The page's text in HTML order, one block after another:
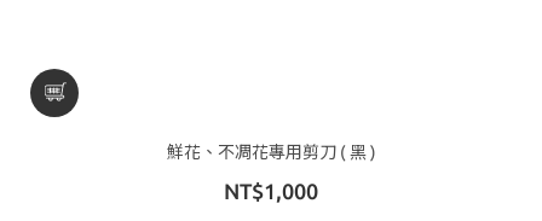
鮮花、不凋花專用剪刀 ( 黑 )
NT$1,000